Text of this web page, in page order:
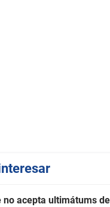
no acepta ultimátums